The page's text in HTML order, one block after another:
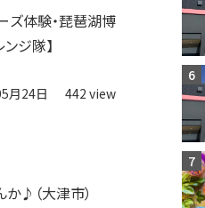
ズ体験・琵琶湖博
ジ隊】
月24日 442 view
か♪（大津市）